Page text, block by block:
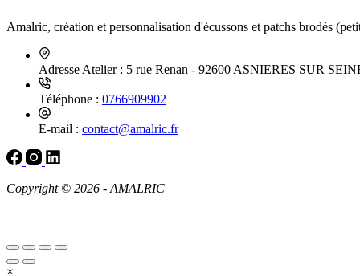
Amalric, création et personnalisation d'écussons et patchs brodés
Adresse Atelier : 5 rue Renan - 92600 ASNIERES SUR
Téléphone : 0766909902
E-mail : contact@amalric.fr
Copyright © 2026 - AMALRIC
×